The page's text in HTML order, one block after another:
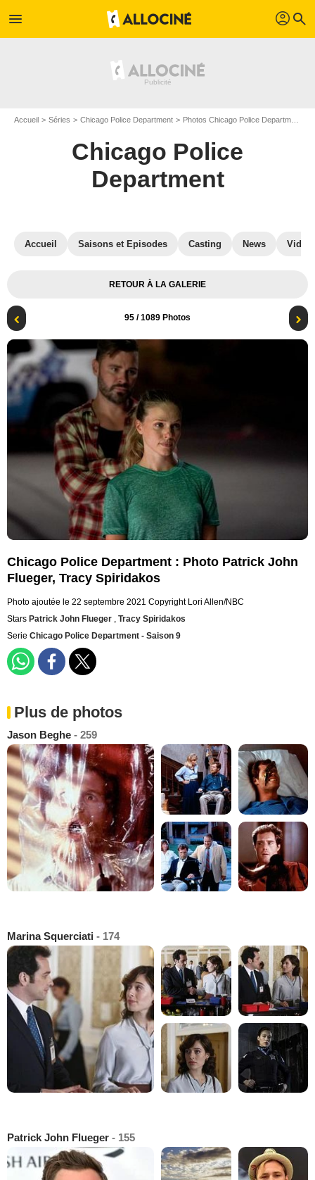
menu profil search
Accueil Séries Chicago Police Department Photos Chicago Police Department
Chicago Police
Department
Accueil Saisons et Episodes Casting News
RETOUR À LA GALERIE
95 / 1089 Photos
Chicago Police Department : Photo Patrick John
Flueger, Tracy Spiridakos
Photo ajoutée le 22 septembre 2021 Copyright Lori Allen/NBC
Stars Patrick John Flueger , Tracy Spiridakos
Serie Chicago Police Department - Saison 9
Plus de photos
Jason Beghe - 259
Marina Squerciati - 174
Patrick John Flueger - 155